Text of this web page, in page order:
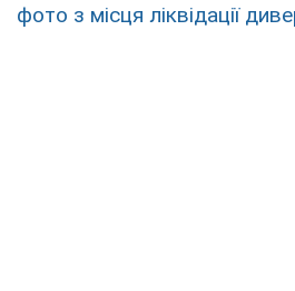
фото з місця ліквідації